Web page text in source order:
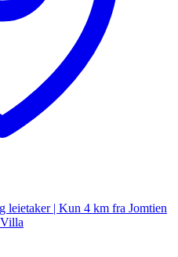
leietaker | Kun 4 km fra Jomtien